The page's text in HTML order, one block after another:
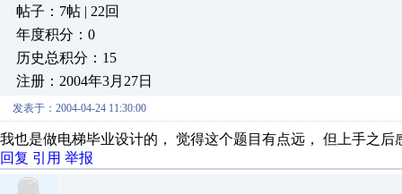
帖子：7帖 | 22回
年度积分：0
历史总积分：15
注册：2004年3月27日
发表于：2004-04-24 11:30:00
我也是做电梯毕业设计的， 觉得这个题目有点远， 但上手之后
回复 引用 举报